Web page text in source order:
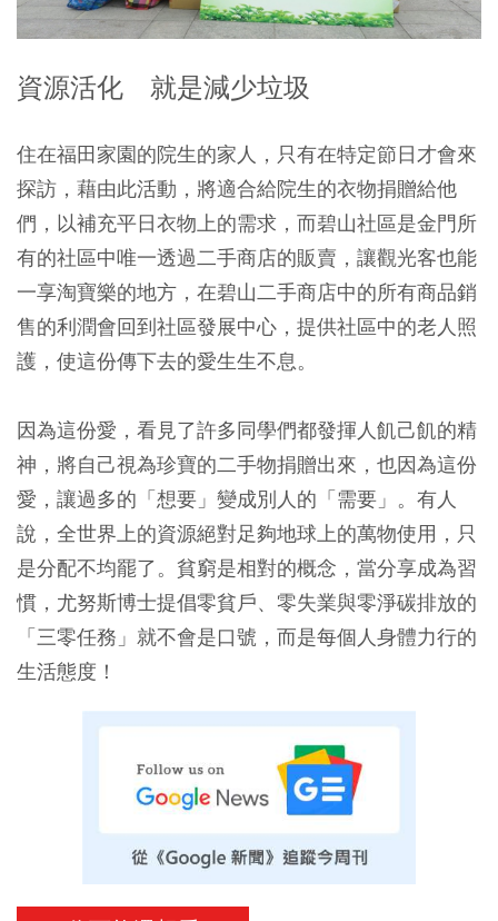
資源活化 就是減少垃圾
住在福田家園的院生的家人，只有在特定節日才會來
探訪，藉由此活動，將適合給院生的衣物捐贈給他
們，以補充平日衣物上的需求，而碧山社區是金門所
有的社區中唯一透過二手商店的販賣，讓觀光客也能
一享淘寶樂的地方，在碧山二手商店中的所有商品銷
售的利潤會回到社區發展中心，提供社區中的老人照
護，使這份傳下去的愛生生不息。
因為這份愛，看見了許多同學們都發揮人飢己飢的精
神，將自己視為珍寶的二手物捐贈出來，也因為這份
愛，讓過多的「想要」變成別人的「需要」。有人
說，全世界上的資源絕對足夠地球上的萬物使用，只
是分配不均罷了。貧窮是相對的概念，當分享成為習
慣，尤努斯博士提倡零貧戶、零失業與零淨碳排放的
「三零任務」就不會是口號，而是每個人身體力行的
生活態度！